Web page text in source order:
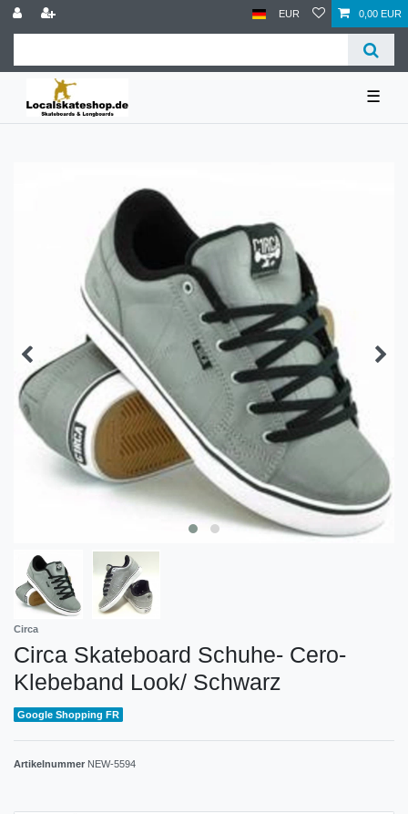
EUR 0,00 EUR
☰
Circa
Circa Skateboard Schuhe- Cero-
Klebeband Look/ Schwarz
Google Shopping FR
Artikelnummer NEW-5594